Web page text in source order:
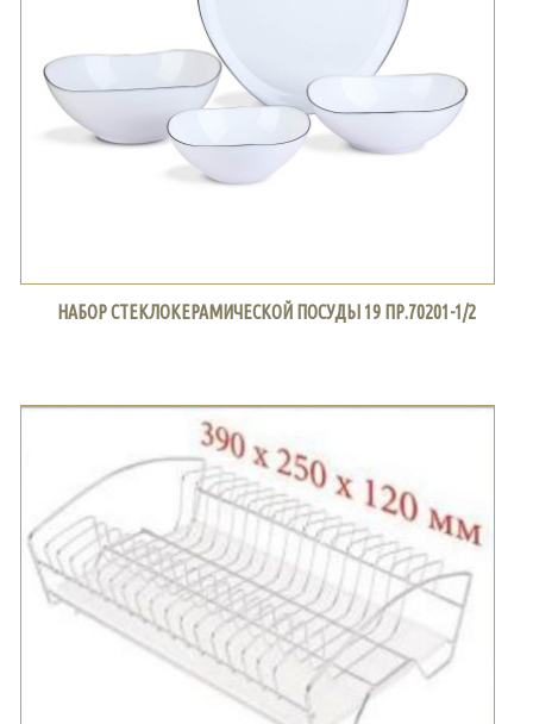
НАБОР СТЕКЛОКЕРАМИЧЕСКОЙ ПОСУДЫ 19 ПР.70201-1/2